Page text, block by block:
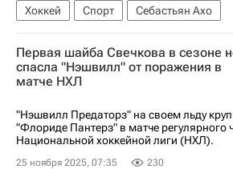
Хоккей Спорт
Себастьян Ахо
Сет Джарвис
Филип Форсберг
Каролина Харрикейнз
Нэшвилл
Национальная хоккейная лига (НХЛ)
Первая шайба Свечкова в сезоне
спасла "Нэшвилл" от поражения в
матче НХЛ
"Нэшвилл Предаторз" на своем льду
"Флориде Пантерз" в матче регулярного
Национальной хоккейной лиги (НХЛ).
25 ноября 2025, 07:35 230